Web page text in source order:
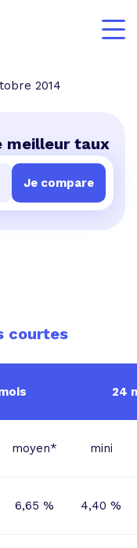
2014
meilleur taux
courtes
24
moyen* mini
6,65 % 4,40 %